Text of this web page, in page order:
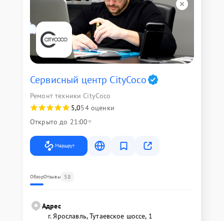
Сервисный центр CityCoco
Ремонт техники CityCoco
5,054 оценки
Открыто до 21:00
Маршрут
ОбзорОтзывы 58
Адрес
г. Ярославль, Тутаевское шоссе, 1